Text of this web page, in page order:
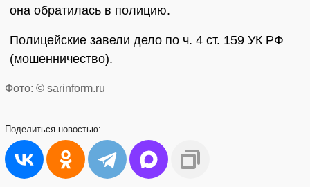
она обратилась в полицию.
Полицейские завели дело по ч. 4 ст. 159 УК РФ
(мошенничество).
Фото: © sarinform.ru
Поделиться новостью: